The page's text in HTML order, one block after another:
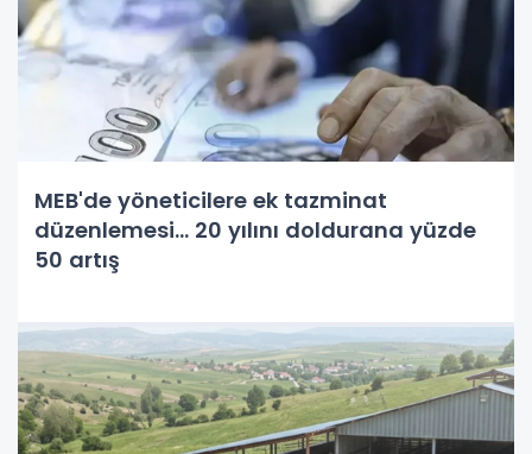
MEB'de yöneticilere ek tazminat
düzenlemesi... 20 yılını doldurana yüzde
50 artış